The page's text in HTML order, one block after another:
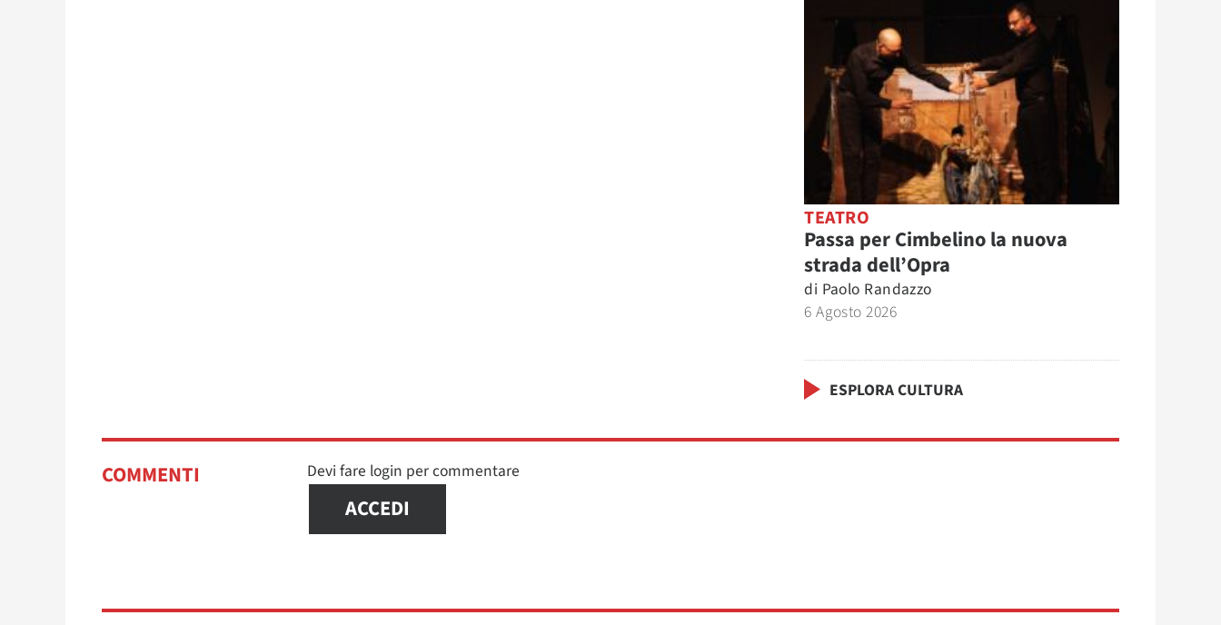
TEATRO
Passa per Cimbelino la nuova
strada dell’Opra
di Paolo Randazzo
6 Agosto 2026
ESPLORA CULTURA
COMMENTI Devi fare login per commentare
ACCEDI